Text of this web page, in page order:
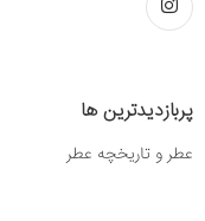
پربازدیدترین ها
عطر و تاریخچه عطر